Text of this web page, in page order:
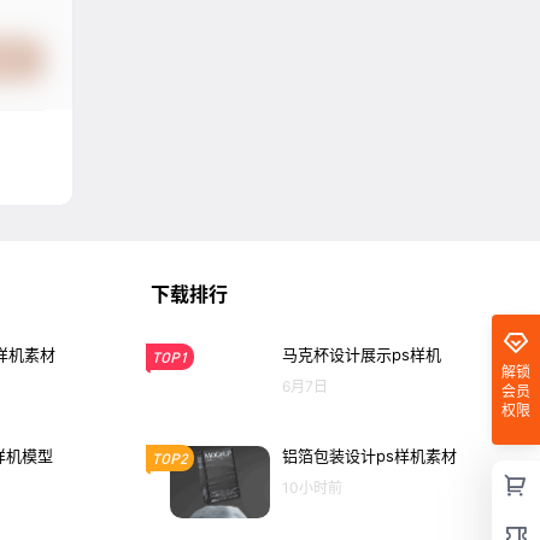
解锁
会员
权限
机素材
机模型
下载排行
TOP1 马克杯设计展示ps样机
6月7日
TOP2 铝箔包装设计ps样机素材
10小时前